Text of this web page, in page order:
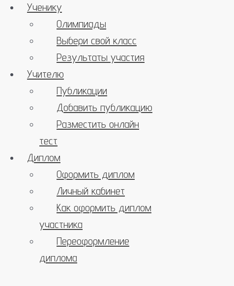
Ученику
Олимпиады
Выбери свой класс
Результаты участия
Учителю
Публикации
Добавить публикацию
Разместить онлайн
тест
Диплом
Оформить диплом
Личный кабинет
Как оформить диплом
участника
Переоформление
диплома